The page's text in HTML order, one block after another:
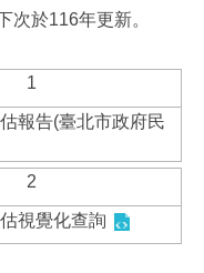
次於116年更新。
1
報告(臺北市政府民
2
視覺化查詢